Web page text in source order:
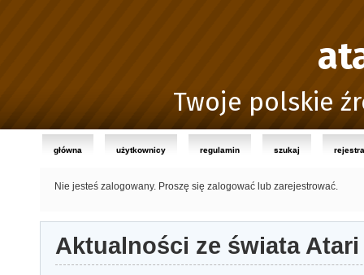
Twoje polskie
główna użytkownicy regulamin szukaj
Nie jesteś zalogowany. Proszę się zalogować lub zarejestrować.
Aktualności ze świata Atari